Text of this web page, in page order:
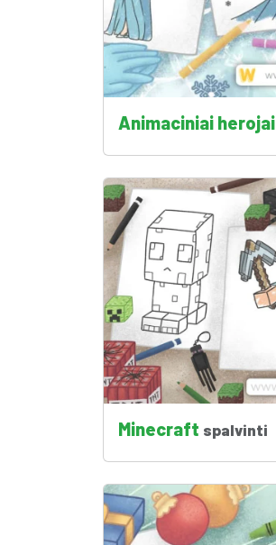
Animaciniai herojai
Minecraft spalvinti